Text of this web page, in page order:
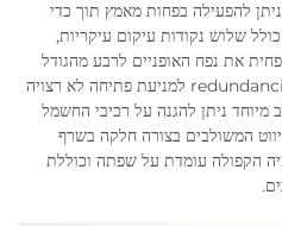
להפעילה בפחות מאמץ תוך כדי
שלוש נקודות עיקום עיקריות,
את נפח האופניים לרבע מהגודל
המקורי. מנגני הנעילה מצוידים ב redundancies למניעת פתיחה לא רצויה
ניתן להגנה על רכיבי החשמל
המשולבים בצורה חלקה בשרף
הקפולה עומדת על שפתה וכוללת